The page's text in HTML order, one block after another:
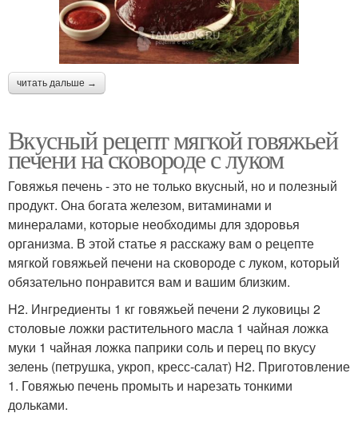
читать дальше →
Вкусный рецепт мягкой говяжьей
печени на сковороде с луком
Говяжья печень - это не только вкусный, но и полезный
продукт. Она богата железом, витаминами и
минералами, которые необходимы для здоровья
организма. В этой статье я расскажу вам о рецепте
мягкой говяжьей печени на сковороде с луком, который
обязательно понравится вам и вашим близким.
H2. Ингредиенты 1 кг говяжьей печени 2 луковицы 2
столовые ложки растительного масла 1 чайная ложка
муки 1 чайная ложка паприки соль и перец по вкусу
зелень (петрушка, укроп, кресс-салат) H2. Приготовление
1. Говяжью печень промыть и нарезать тонкими
дольками.